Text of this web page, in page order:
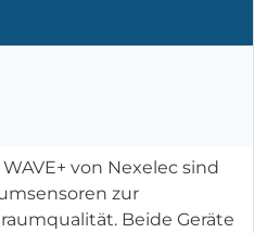
von Nexelec sind
zur
Beide Geräte